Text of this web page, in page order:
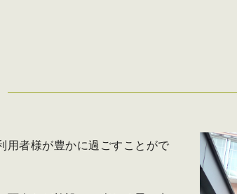
用者様が豊かに過ごすことがで